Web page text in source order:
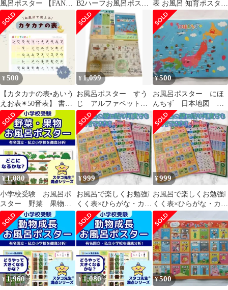
風呂ポスター 【FANZA
オンラインくじ】D-1
B2ハーフお風呂ポスタ
ー 2枚
表 お風呂 知育ポスター
名入れ無料 2歳～ 防水
知育
¥500
【カタカナの表•あいう
えお表✴︎50音表】 書き
順付き✨完全防水のお
風呂ポスター
¥ 1,099
お風呂ポスター すう
じ アルファベット
日本地図 九九 4点
ディズニー
¥500
お風呂ポスター にほ
んちず 日本地図 お
ふろでおけいこ
¥1,080
小学校受験 お風呂ポ
スター 野菜 果物
幼児教育 知育 スタ
コ先生 理科的常識
¥999
お風呂で楽しくお勉強❕
くく表×ひらがな・カタ
カナ表×ABCの3枚セッ
ト703A①
¥999
お風呂で楽しくお勉強❕
くく表×ひらがな・カタ
カナ表×ABCの3枚セッ
ト704A②
¥1,960 ¥1,080 ¥500